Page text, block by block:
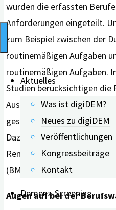
Aktuelles
Was ist digiDEM?
Neues zu digiDEM
Veröffentlichungen
Kongressbeiträge
Kontakt
Demenz-Screening
wurden die erfassten
Anforderungen eingeteilt.
zum Beispiel zwischen der
routinemäßigen Aufgaben
routinemäßigen Aufgaben.
Studien berücksichtigen die
Auswertung auch
gesundheitsbezogene und
Dazu gehören beispielsweise
Renteneintrittsalter,
(BMI), Rauchen oder
Augen auf bei der